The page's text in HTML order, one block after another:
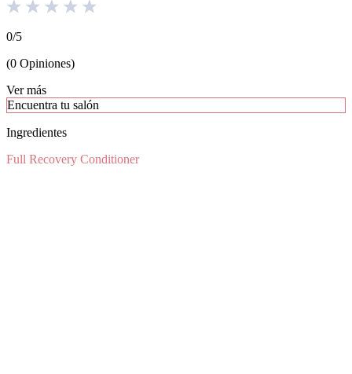
0/5
(0 Opiniones)
Ver más
Encuentra tu salón
Ingredientes
Full Recovery Conditioner